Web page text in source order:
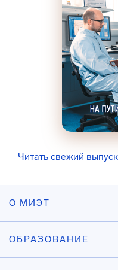
Читать свежий
О МИЭТ
ОБРАЗОВАНИЕ